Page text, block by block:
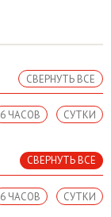
СВЕРНУТЬ ВСЕ
СУТКИ
6 ЧАСОВ
СВЕРНУТЬ ВСЕ
СУТКИ
6 ЧАСОВ